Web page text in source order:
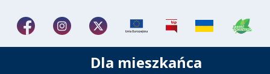
Dla mieszkańca